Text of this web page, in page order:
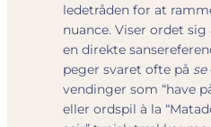
ledetråden for at
nuance. Viser ordet
en direkte
peger svaret ofte på se
vendinger som “have
eller ordspil à la